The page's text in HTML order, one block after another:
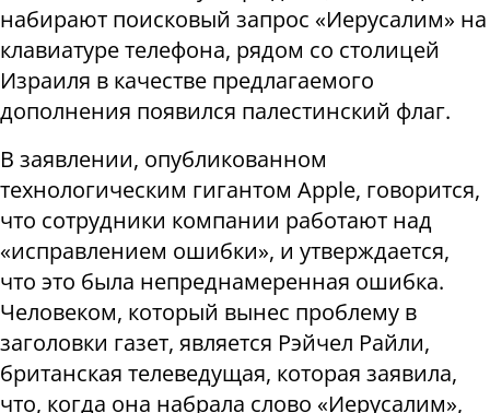
набирают поисковый запрос «Иерусалим» на
клавиатуре телефона, рядом со столицей
Израиля в качестве предлагаемого
дополнения появился палестинский флаг.
В заявлении, опубликованном
технологическим гигантом Apple, говорится,
что сотрудники компании работают над
«исправлением ошибки», и утверждается,
что это была непреднамеренная ошибка.
Человеком, который вынес проблему в
заголовки газет, является Рэйчел Райли,
британская телеведущая, которая заявила,
что, когда она набрала слово «Иерусалим»,